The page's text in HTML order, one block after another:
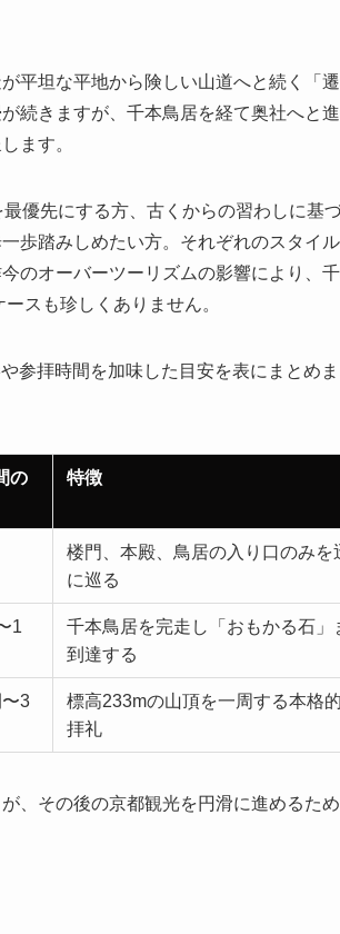
平坦な平地から険しい山道へと続く「
続きますが、千本鳥居を経て奥社へと
ます。
優先にする方、古くからの習わしに基
歩踏みしめたい方。それぞれのスタイ
のオーバーツーリズムの影響により、
スも珍しくありません。
参拝時間を加味した目安を表にまとめま
の
特徴
楼門、本殿、鳥居の入り口のみを
に巡る
1
千本鳥居を完走し「おもかる石」
到達する
3
標高233mの山頂を一周する本格
拝礼
、その後の京都観光を円滑に進めるた